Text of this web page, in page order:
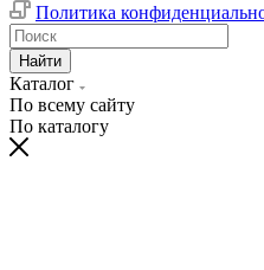
Политика
Найти
Каталог
По всему сайту
По каталогу